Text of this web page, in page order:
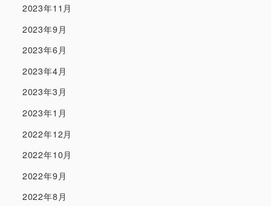
2023年11月
2023年9月
2023年6月
2023年4月
2023年3月
2023年1月
2022年12月
2022年10月
2022年9月
2022年8月